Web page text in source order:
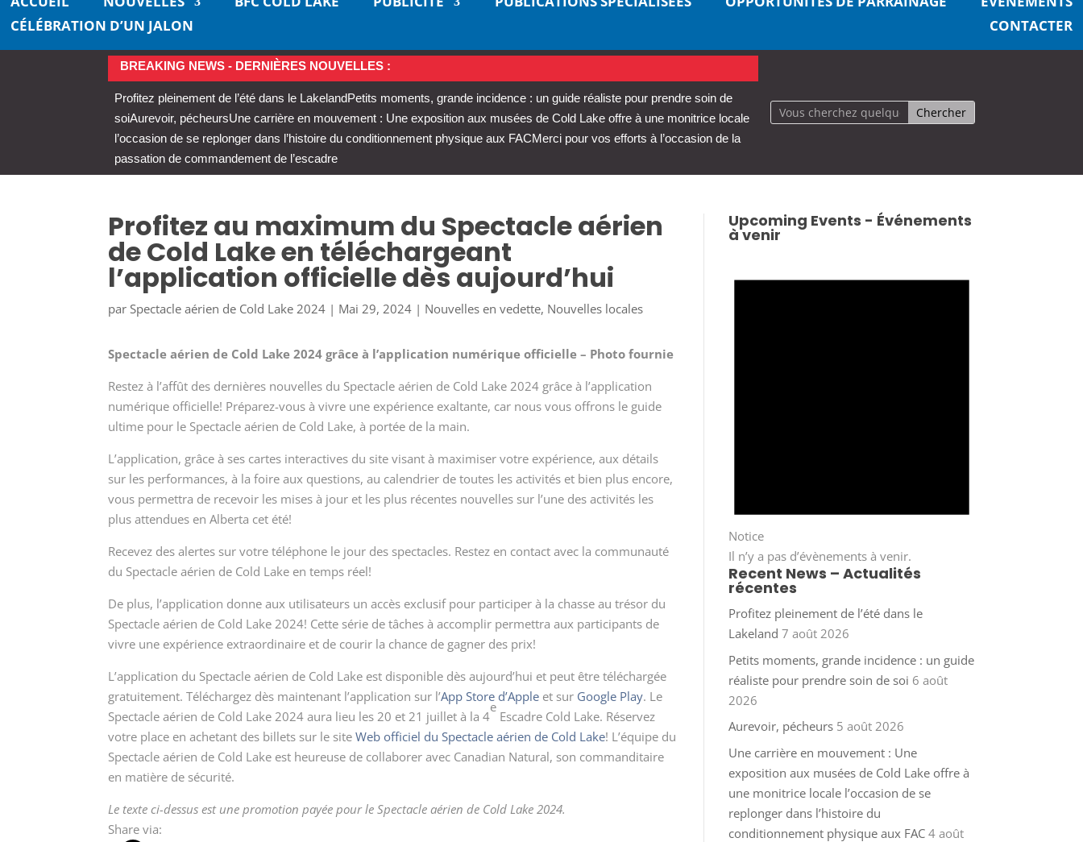
CÉLÉBRATION D’UN JALON
CONTACTER
BREAKING NEWS - DERNIÈRES NOUVELLES :
Profitez pleinement de l’été dans le LakelandPetits moments, grande incidence : un guide réaliste pour prendre soin de
soiAurevoir, pécheursUne carrière en mouvement : Une exposition aux musées de Cold Lake offre à une monitrice locale
l’occasion de se replonger dans l’histoire du conditionnement physique aux FACMerci pour vos efforts à l’occasion de la
passation de commandement de l’escadre
Profitez au maximum du Spectacle aérien
de Cold Lake en téléchargeant
l’application officielle dès aujourd’hui
parSpectacle aérien de Cold Lake 2024 | Mai 29, 2024 | Nouvelles en vedette, Nouvelles locales
Spectacle aérien de Cold Lake 2024 grâce à l’application numérique officielle – Photo fournie
Restez à l’affût des dernières nouvelles du Spectacle aérien de Cold Lake 2024 grâce à l’application
numérique officielle! Préparez-vous à vivre une expérience exaltante, car nous vous offrons le guide
ultime pour le Spectacle aérien de Cold Lake, à portée de la main.
L’application, grâce à ses cartes interactives du site visant à maximiser votre expérience, aux détails
sur les performances, à la foire aux questions, au calendrier de toutes les activités et bien plus encore,
vous permettra de recevoir les mises à jour et les plus récentes nouvelles sur l’une des activités les
plus attendues en Alberta cet été!
Recevez des alertes sur votre téléphone le jour des spectacles. Restez en contact avec la communauté
du Spectacle aérien de Cold Lake en temps réel!
De plus, l’application donne aux utilisateurs un accès exclusif pour participer à la chasse au trésor du
Spectacle aérien de Cold Lake 2024! Cette série de tâches à accomplir permettra aux participants de
vivre une expérience extraordinaire et de courir la chance de gagner des prix!
L’application du Spectacle aérien de Cold Lake est disponible dès aujourd’hui et peut être téléchargée
gratuitement. Téléchargez dès maintenant l’application sur l’App Store d’Apple et sur Google Play. Le
Spectacle aérien de Cold Lake 2024 aura lieu les 20 et 21 juillet à la 4
e
Escadre Cold Lake. Réservez
votre place en achetant des billets sur le siteWeb officiel du Spectacle aérien de Cold Lake! L’équipe du
Spectacle aérien de Cold Lake est heureuse de collaborer avec Canadian Natural, son commanditaire
en matière de sécurité.
Le texte ci-dessus est une promotion payée pour le Spectacle aérien de Cold Lake 2024.
Share via:
Upcoming Events - Événements
à venir
Notice
Il n’y a pas d’évènements à venir.
Recent News – Actualités
récentes
Profitez pleinement de l’été dans le
Lakeland 7 août 2026
Petits moments, grande incidence : un guide
réaliste pour prendre soin de soi 6 août
2026
Aurevoir, pécheurs 5 août 2026
Une carrière en mouvement : Une
exposition aux musées de Cold Lake offre à
une monitrice locale l’occasion de se
replonger dans l’histoire du
conditionnement physique aux FAC 4 août